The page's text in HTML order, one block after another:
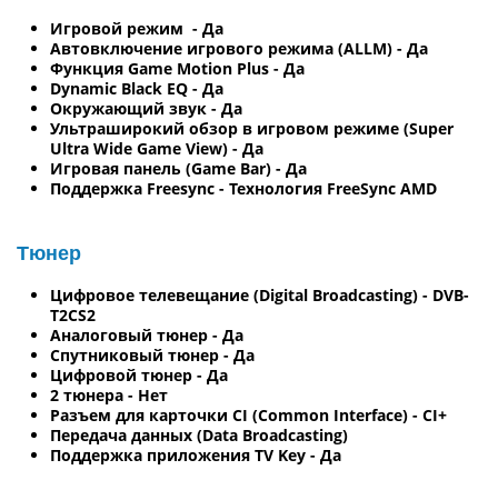
Игровой режим - Да
Автовключение игрового режима (ALLM) - Да
Функция Game Motion Plus - Да
Dynamic Black EQ - Да
Окружающий звук - Да
Ультраширокий обзор в игровом режиме (Super
Ultra Wide Game View) - Да
Игровая панель (Game Bar) - Да
Поддержка Freesync - Технология FreeSync AMD
Тюнер
Цифровое телевещание (Digital Broadcasting) - DVB-
T2CS2
Аналоговый тюнер - Да
Спутниковый тюнер - Да
Цифровой тюнер - Да
2 тюнера - Нет
Разъем для карточки CI (Common Interface) - CI+
Передача данных (Data Broadcasting)
Поддержка приложения TV Key - Да